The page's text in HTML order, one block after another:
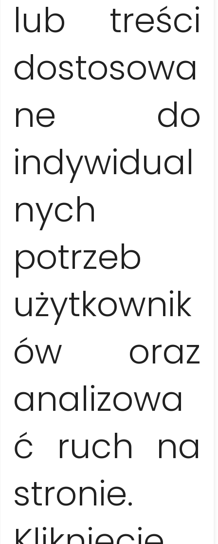
lub treści
dostosowa
ne do
indywidual
nych
potrzeb
użytkownik
ów oraz
analizowa
ć ruch na
stronie.
okulary przeciwsłoneczne, krem z filtrem)
W cenie wycieczki
opieka lokalnego przewodnika (w języku polskim /
transport, zwiedzanie i atrakcje: piña colada, pokaz
tresury delfinów, drink w Maison Xanadú, pobyt na
publicznej plaży w centrum miasta
Nie wliczone w cenę
all inclusive – od 50 EUR / os. (w zależności od
wybranego hotelu)
Uwagi
Cennik
310 EUR / os.
170 EUR / os.
145 EUR / os.
110 EUR / os.